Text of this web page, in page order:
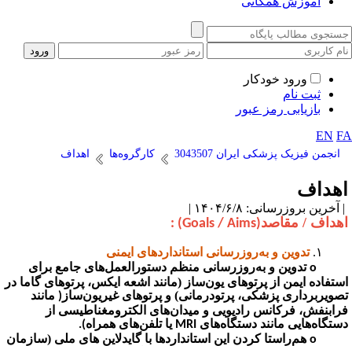
ورود خودکار
ثبت نام
بازیابی رمز عبور
EN
انجمن فیزیک پزشکی ایران 3043507 کارگروه‌ها اهداف
بروزرسانی: ۱۴۰۴/۶/۸ |
/ مقاصد: (Goals / Aims)
.۱تدوین و به‌روزرسانی استانداردهای ایمنی
تدوین و به‌روزرسانی منظم دستورالعمل‌های جامع برای
ایمن از پرتوهای یون‌ساز (مانند اشعه ایکس، پرتوهای گاما در
پزشکی، پرتودرمانی) و پرتوهای غیریون‌ساز) مانند
فرکانس رادیویی و میدان‌های الکترومغناطیسی از
مانند دستگاه‌هایMRIیا تلفن‌های همراه .(
هم‌راستا کردن این استانداردها با گایدلاین های ملی (سازمان